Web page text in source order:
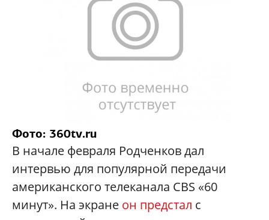
Фото: 360tv.ru
В начале февраля Родченков дал
интервью для популярной передачи
американского телеканала CBS «60
минут». На экране он предстал с